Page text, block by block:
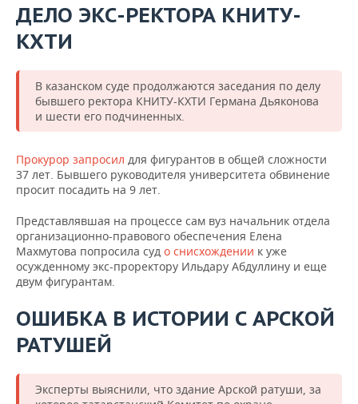
ДЕЛО ЭКС-РЕКТОРА КНИТУ-
КХТИ
В казанском суде продолжаются заседания по делу
бывшего ректора КНИТУ-КХТИ Германа Дьяконова
и шести его подчиненных.
Прокурор запросил для фигурантов в общей сложности
37 лет. Бывшего руководителя университета обвинение
просит посадить на 9 лет.
Представлявшая на процессе сам вуз начальник отдела
организационно-правового обеспечения Елена
Махмутова попросила суд о снисхождении к уже
осужденному экс-проректору Ильдару Абдуллину и еще
двум фигурантам.
ОШИБКА В ИСТОРИИ С АРСКОЙ
РАТУШЕЙ
Эксперты выяснили, что здание Арской ратуши, за